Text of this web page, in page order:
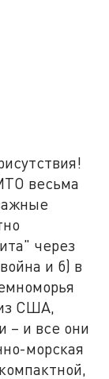
весьма
через
и б) в
США,
– и все они
морская